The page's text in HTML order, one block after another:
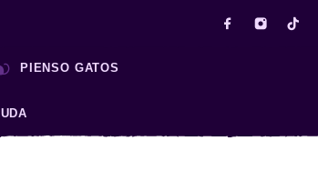
PIENSO GATOS